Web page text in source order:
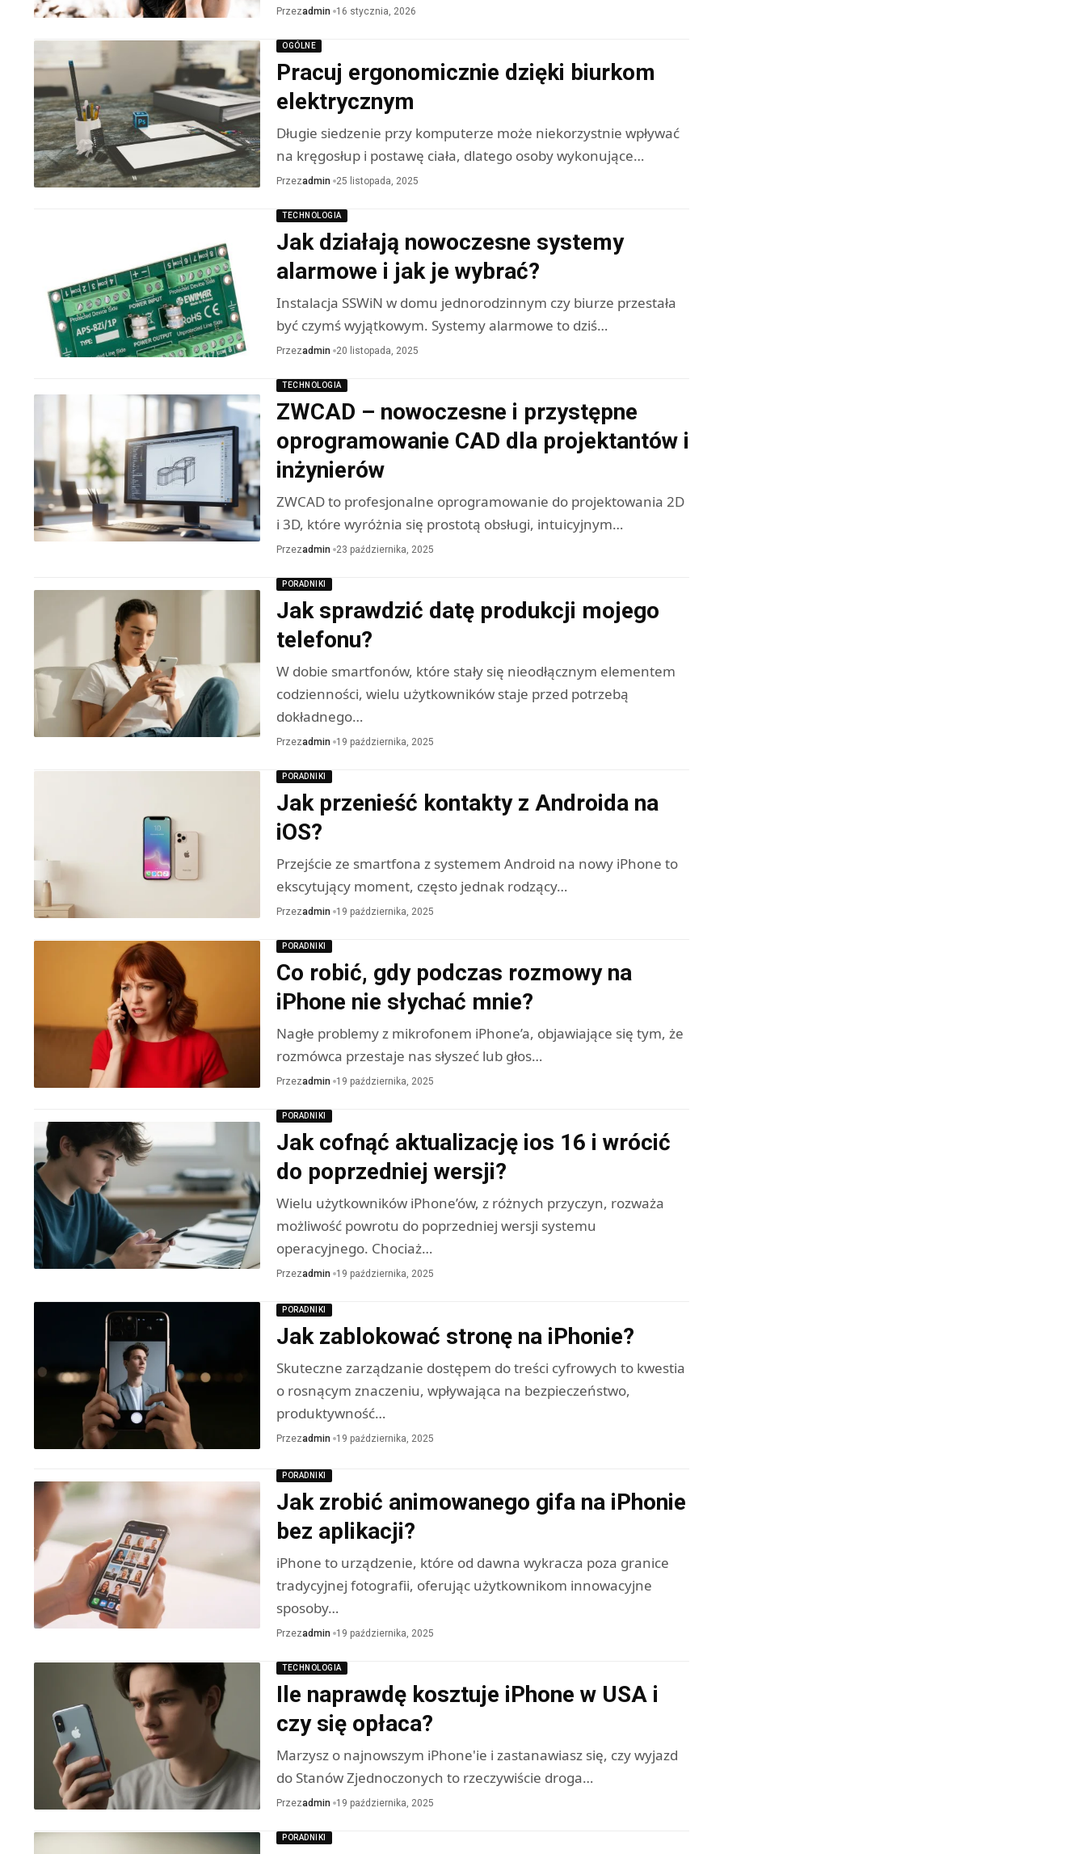
Przezadmin 16 stycznia, 2026
OGÓLNE
Pracuj ergonomicznie dzięki biurkom
elektrycznym
Długie siedzenie przy komputerze może niekorzystnie wpływać
na kręgosłup i postawę ciała, dlatego osoby wykonujące…
Przezadmin 25 listopada, 2025
TECHNOLOGIA
Jak działają nowoczesne systemy
alarmowe i jak je wybrać?
Instalacja SSWiN w domu jednorodzinnym czy biurze przestała
być czymś wyjątkowym. Systemy alarmowe to dziś…
Przezadmin 20 listopada, 2025
TECHNOLOGIA
ZWCAD – nowoczesne i przystępne
oprogramowanie CAD dla projektantów i
inżynierów
ZWCAD to profesjonalne oprogramowanie do projektowania 2D
i 3D, które wyróżnia się prostotą obsługi, intuicyjnym…
Przezadmin 23 października, 2025
PORADNIKI
Jak sprawdzić datę produkcji mojego
telefonu?
W dobie smartfonów, które stały się nieodłącznym elementem
codzienności, wielu użytkowników staje przed potrzebą
dokładnego…
Przezadmin 19 października, 2025
PORADNIKI
Jak przenieść kontakty z Androida na
iOS?
Przejście ze smartfona z systemem Android na nowy iPhone to
ekscytujący moment, często jednak rodzący…
Przezadmin 19 października, 2025
PORADNIKI
Co robić, gdy podczas rozmowy na
iPhone nie słychać mnie?
Nagłe problemy z mikrofonem iPhone’a, objawiające się tym, że
rozmówca przestaje nas słyszeć lub głos…
Przezadmin 19 października, 2025
PORADNIKI
Jak cofnąć aktualizację ios 16 i wrócić
do poprzedniej wersji?
Wielu użytkowników iPhone’ów, z różnych przyczyn, rozważa
możliwość powrotu do poprzedniej wersji systemu
operacyjnego. Chociaż…
Przezadmin 19 października, 2025
PORADNIKI
Jak zablokować stronę na iPhonie?
Skuteczne zarządzanie dostępem do treści cyfrowych to kwestia
o rosnącym znaczeniu, wpływająca na bezpieczeństwo,
produktywność…
Przezadmin 19 października, 2025
PORADNIKI
Jak zrobić animowanego gifa na iPhonie
bez aplikacji?
iPhone to urządzenie, które od dawna wykracza poza granice
tradycyjnej fotografii, oferując użytkownikom innowacyjne
sposoby…
Przezadmin 19 października, 2025
TECHNOLOGIA
Ile naprawdę kosztuje iPhone w USA i
czy się opłaca?
Marzysz o najnowszym iPhone'ie i zastanawiasz się, czy wyjazd
do Stanów Zjednoczonych to rzeczywiście droga…
Przezadmin 19 października, 2025
PORADNIKI